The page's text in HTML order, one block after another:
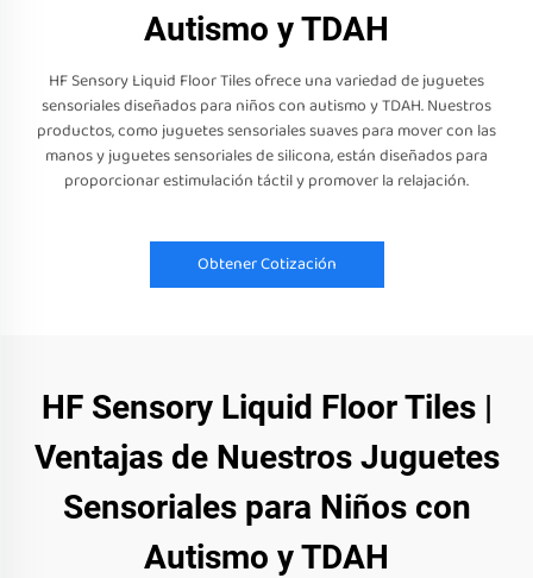
Autismo y TDAH
HF Sensory Liquid Floor Tiles ofrece una variedad de juguetes
sensoriales diseñados para niños con autismo y TDAH. Nuestros
productos, como juguetes sensoriales suaves para mover con las
manos y juguetes sensoriales de silicona, están diseñados para
proporcionar estimulación táctil y promover la relajación.
Obtener Cotización
HF Sensory Liquid Floor Tiles |
Ventajas de Nuestros Juguetes
Sensoriales para Niños con
Autismo y TDAH